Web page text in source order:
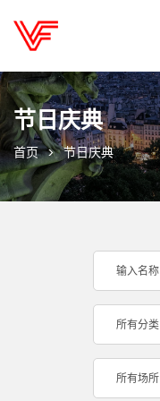
节日庆典
首页 节日庆典
所有分类
所有场所